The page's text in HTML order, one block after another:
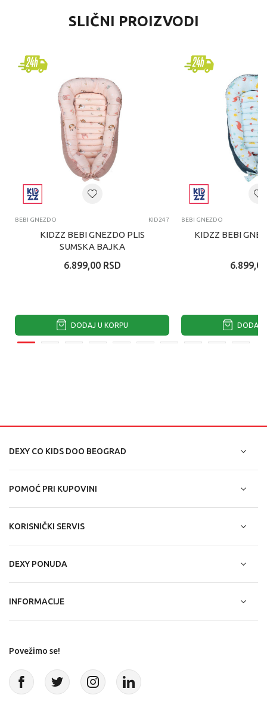
SLIČNI PROIZVODI
BEBI GNEZDO KID247
KIDZZ BEBI GNEZDO PLIS
SUMSKA BAJKA
6.899,00 RSD
DODAJ U KORPU
BEBI GNEZDO
KIDZZ BEBI
6.899,00
DODAJ
DEXY CO KIDS DOO BEOGRAD
POMOĆ PRI KUPOVINI
KORISNIČKI SERVIS
DEXY PONUDA
INFORMACIJE
Povežimo se!